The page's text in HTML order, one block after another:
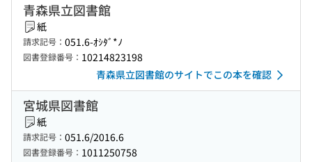
青森県立図書館
紙
請求記号： 051.6-ｵｼﾀﾞ*ﾉ
図書登録番号： 10214823198
青森県立図書館のサイトでこの本を確認
宮城県図書館
紙
請求記号： 051.6/2016.6
図書登録番号： 1011250758